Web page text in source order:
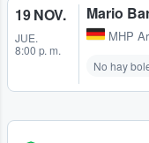
19 NOV.
JUE.
8:00 p. m.
Mario
MHP
No hay